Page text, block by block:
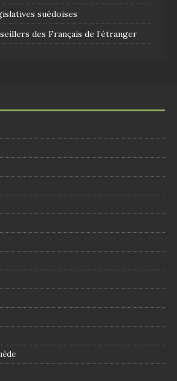
suédoises
des Français de l’étranger